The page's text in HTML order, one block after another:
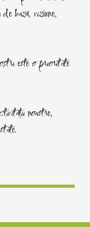
bază, viziune,
este o prioritate
noastre,